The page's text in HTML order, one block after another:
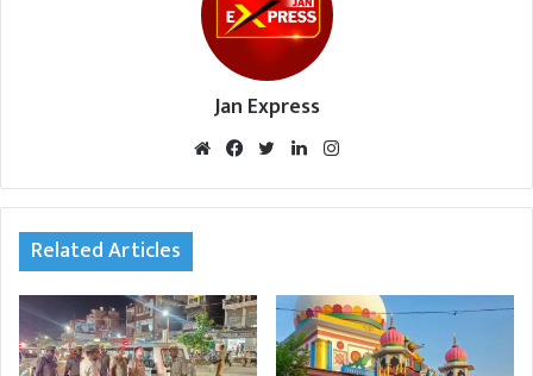
Jan Express
We
te
Fac
oo
Twi
r
Lin
In am
Related Articles